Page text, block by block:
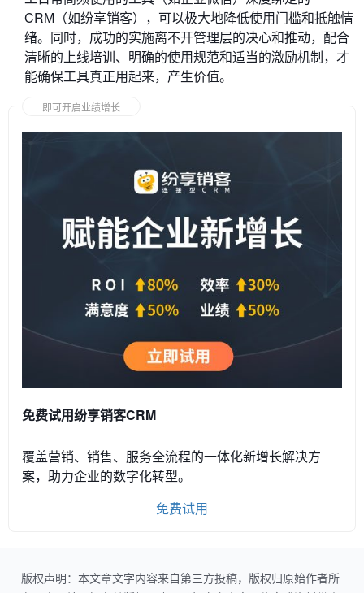
CRM（如纷享销客），可以极大地降低使用门槛和抵触情
绪。同时，成功的实施离不开管理层的决心和推动，配合
清晰的上线培训、明确的使用规范和适当的激励机制，才
能确保工具真正用起来，产生价值。
即可开启业绩增长
免费试用纷享销客CRM
覆盖营销、销售、服务全流程的一体化新增长解决方
案，助力企业的数字化转型。
免费试用
版权声明：本文章文字内容来自第三方投稿，版权归原始作者所